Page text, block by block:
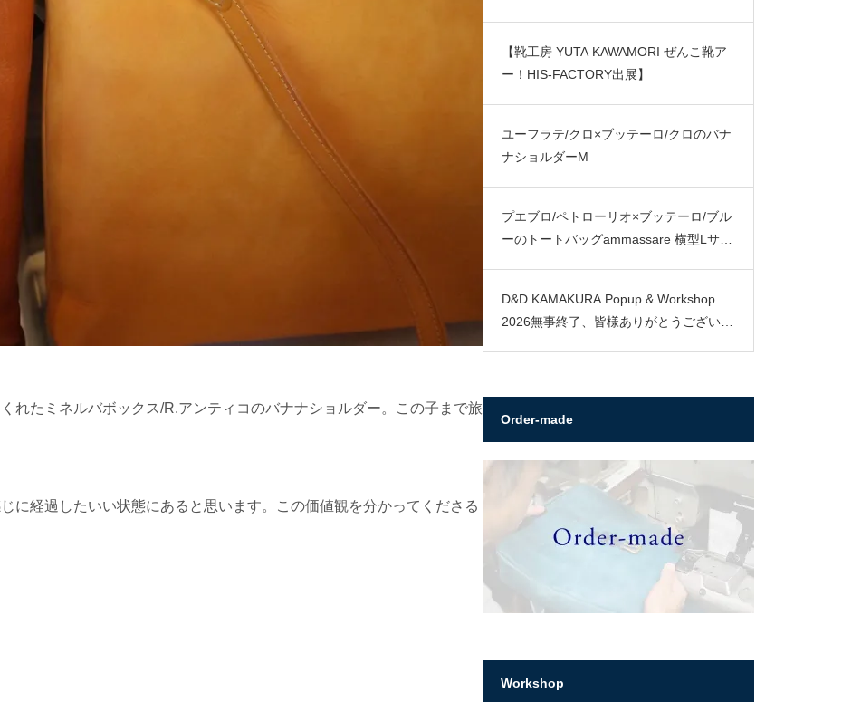
れたミネルバボックス/R.アンティコのバナナショルダー。この子まで旅
に経過したいい状態にあると思います。この価値観を分かってくださる
【靴工房 YUTA KAWAMORI ぜんこ靴ア
ー！HIS-FACTORY出展】
ユーフラテ/クロ×ブッテーロ/クロのバナ
ナショルダーM
プエブロ/ペトローリオ×ブッテーロ/ブル
ーのトートバッグammassare 横型Lサイ
D&D KAMAKURA Popup & Workshop
2026無事終了、皆様ありがとうございま
Order-made
Workshop